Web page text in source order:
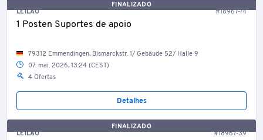
FINALIZADO
LEILÃO
#18967-74
1 Posten Suportes de apoio
79312 Emmendingen, Bismarckstr. 1/ Gebäude 52/ Halle 9
07. mai. 2026, 13:24 (CEST)
4 Ofertas
Detalhes
FINALIZADO
LEILÃO
#18967-39